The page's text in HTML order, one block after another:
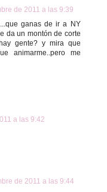
de 2011 a las 9:39
ganas de ir a NY
da un montón de corte
gente? y mira que
animarme..pero me
a las 9:42
de 2011 a las 9:44